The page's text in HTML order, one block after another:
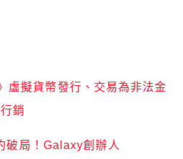
虛擬貨幣發行、交易為非法金
銷
破局！Galaxy創辦人